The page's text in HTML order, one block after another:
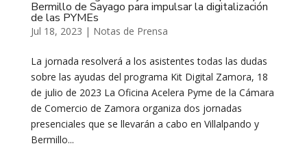
Bermillo de Sayago para impulsar la digitalización
de las PYMEs
Jul 18, 2023 | Notas de Prensa
La jornada resolverá a los asistentes todas las dudas
sobre las ayudas del programa Kit Digital Zamora, 18
de julio de 2023 La Oficina Acelera Pyme de la Cámara
de Comercio de Zamora organiza dos jornadas
presenciales que se llevarán a cabo en Villalpando y
Bermillo...